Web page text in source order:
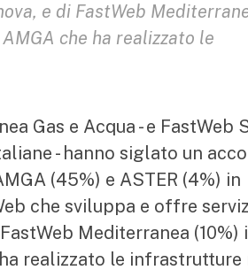
e di FastWeb
che ha realizzato le
Gas e Acqua - e FastWeb
- hanno siglato un
(45%) e ASTER (4%) in
che sviluppa e offre
Mediterranea (10%)
realizzato le infrastrutture